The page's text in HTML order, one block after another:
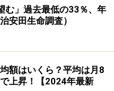
目的で引き出したも
上手に活用するので
なりませんが、将来
む」過去最低の33％、年
安田生命調査）
額はいくら？平均は月8
上昇！【2024年最新